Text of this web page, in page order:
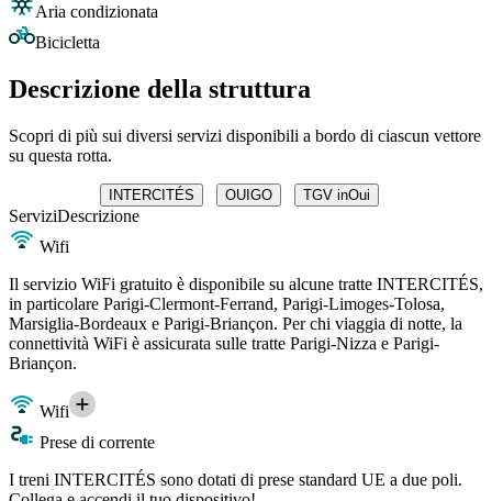
Aria condizionata
Bicicletta
Descrizione della struttura
Scopri di più sui diversi servizi disponibili a bordo di ciascun vettore
su questa rotta.
INTERCITÉS OUIGO TGV inOui
ServiziDescrizione
Wifi
Il servizio WiFi gratuito è disponibile su alcune tratte INTERCITÉS,
in particolare Parigi-Clermont-Ferrand, Parigi-Limoges-Tolosa,
Marsiglia-Bordeaux e Parigi-Briançon. Per chi viaggia di notte, la
connettività WiFi è assicurata sulle tratte Parigi-Nizza e Parigi-
Briançon.
Wifi
Prese di corrente
I treni INTERCITÉS sono dotati di prese standard UE a due poli.